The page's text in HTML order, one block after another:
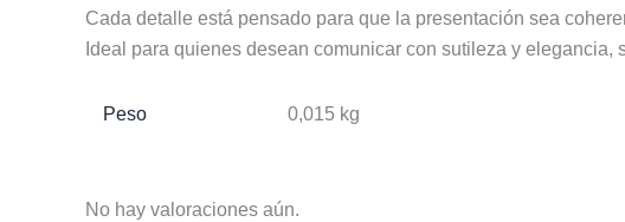
Cada detalle está pensado para que la presentación sea
Ideal para quienes desean comunicar con sutileza y
Peso 0,015 kg
No hay valoraciones aún.